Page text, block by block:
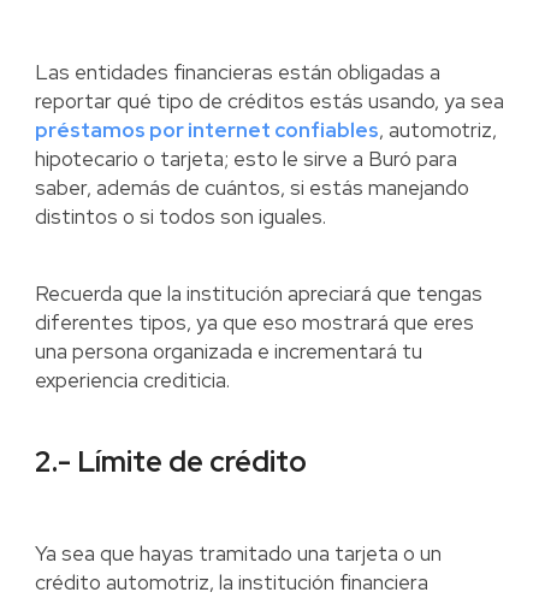
Las entidades financieras están obligadas a
reportar qué tipo de créditos estás usando, ya sea
préstamos por internet confiables, automotriz,
hipotecario o tarjeta; esto le sirve a Buró para
saber, además de cuántos, si estás manejando
distintos o si todos son iguales.
Recuerda que la institución apreciará que tengas
diferentes tipos, ya que eso mostrará que eres
una persona organizada e incrementará tu
experiencia crediticia.
2.- Límite de crédito
Ya sea que hayas tramitado una tarjeta o un
crédito automotriz, la institución financiera